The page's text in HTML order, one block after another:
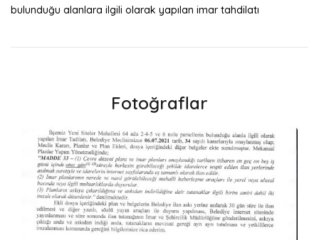
bulunduğu alanlara ilgili olarak yapılan imar tahdilatı
Fotoğraflar